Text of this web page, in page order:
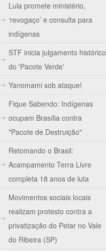
Lula promete ministério,
‘revogaço’ e consulta para
indígenas
STF inicia julgamento histórico
do 'Pacote Verde'
Yanomami sob ataque!
Fique Sabendo: Indígenas
ocupam Brasília contra
"Pacote de Destruição"
Retomando o Brasil:
Acampamento Terra Livre
completa 18 anos de luta
Movimentos sociais locais
realizam protesto contra a
privatização do Petar no Vale
do Ribeira (SP)